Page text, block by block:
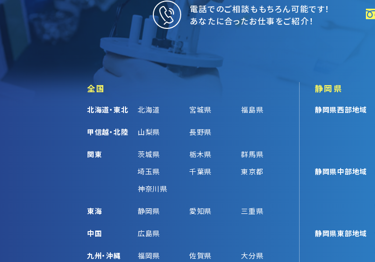
電話でのご相談ももちろん可能です！
あなたに合ったお仕事をご紹介！
全国
北海道・東北 北海道 宮城県 福島県
甲信越・北陸 山梨県 長野県
関東 茨城県 栃木県
群馬県
埼玉県
千葉県
東京都
神奈川県
東海 静岡県 愛知県 三重県
中国 広島県
九州・沖縄 福岡県 佐賀県 大分県
静岡県
静岡県西部地域
静岡県中部地域
静岡県東部地域